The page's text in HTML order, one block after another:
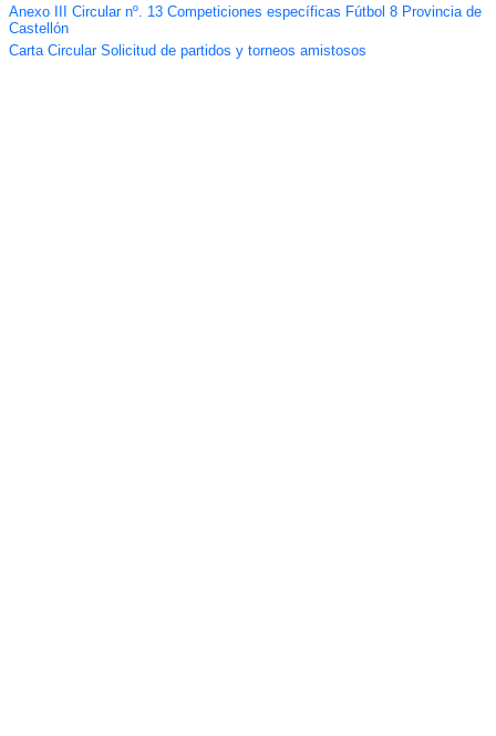
Anexo III Circular nº. 13 Competiciones específicas Fútbol 8 Provincia de
Castellón
Carta Circular Solicitud de partidos y torneos amistosos